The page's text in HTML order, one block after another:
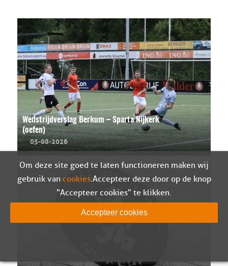
Wedstrijdverslag Berkum – Sparta Nijkerk
(oefen)
05-08-2026
Om deze site goed te laten functioneren maken wij
gebruik van cookies. Accepteer deze door op de knop
"Accepteer cookies" te klikken.
Accepteer cookies